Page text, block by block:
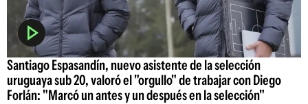
Santiago Espasandín, nuevo asistente de la selección
uruguaya sub 20, valoró el "orgullo" de trabajar con Diego
Forlán: "Marcó un antes y un después en la selección"